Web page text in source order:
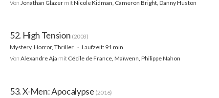
Von Jonathan Glazer mitNicole Kidman, Cameron Bright, Danny Huston
52. High Tension (2003)
Mystery, Horror, Thriller
Laufzeit: 91 min
Von Alexandre Aja mit Cécile de France, Maïwenn, Philippe Nahon
53. X-Men: Apocalypse (2016)